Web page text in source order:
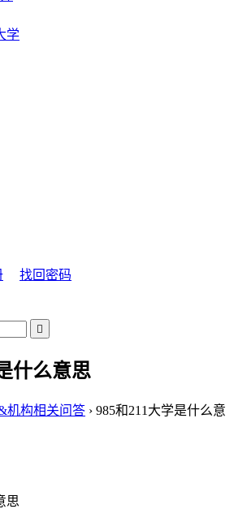
学
找回密码

什么意思
机构相关问答 › 985和211大学是什么意
思